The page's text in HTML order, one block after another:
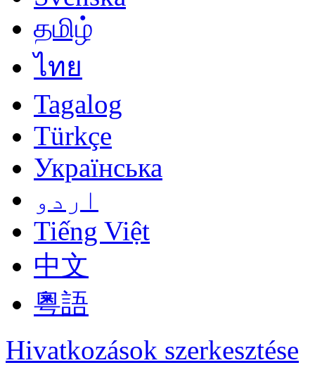
தமிழ்
ไทย
Tagalog
Türkçe
Українська
اردو
Tiếng Việt
中文
粵語
Hivatkozások szerkesztése